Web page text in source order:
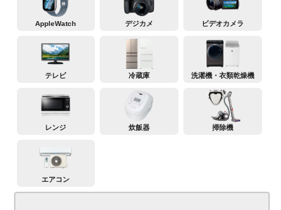
AppleWatch デジカメ ビデオカメラ
テレビ 冷蔵庫 洗濯機・衣類乾燥機
レンジ 炊飯器 掃除機
エアコン